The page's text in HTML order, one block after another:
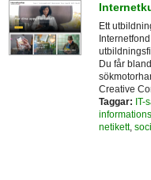
Ett
Du får
Creative
Taggar: IT-
netikett,